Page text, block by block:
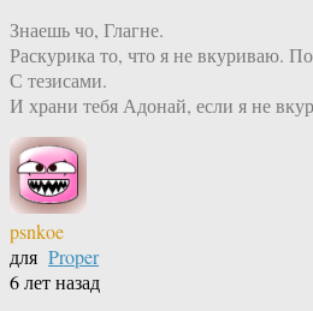
Знаешь чо, Глагне.
Раскурика то, что я не вкуриваю.
С тезисами.
И храни тебя Адонай, если я не
psnkoe
для Proper
6 лет назад